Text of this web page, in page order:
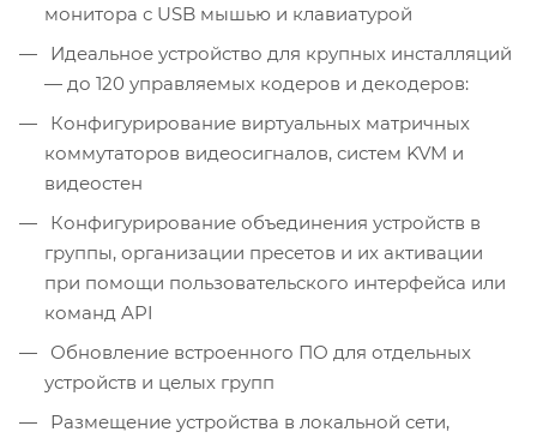
монитора с USB мышью и клавиатурой
Идеальное устройство для крупных инсталляций
— до 120 управляемых кодеров и декодеров:
Конфигурирование виртуальных матричных
коммутаторов видеосигналов, систем KVM и
видеостен
Конфигурирование объединения устройств в
группы, организации пресетов и их активации
при помощи пользовательского интерфейса или
команд API
Обновление встроенного ПО для отдельных
устройств и целых групп
Размещение устройства в локальной сети,